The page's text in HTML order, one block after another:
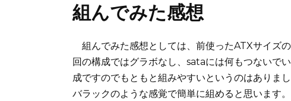
組んでみた感想
組んでみた感想としては、前使ったATXサイズ
回の構成ではグラボなし、sataには何もつないで
成ですのでもともと組みやすいというのはありま
バラックのような感覚で簡単に組めると思います。